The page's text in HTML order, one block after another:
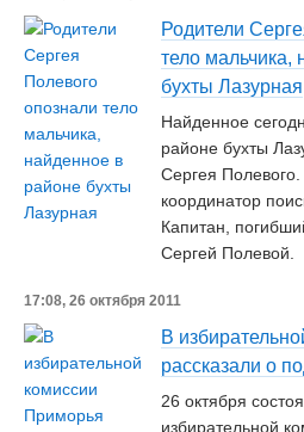
Родители
тело мальчика,
бухты Лазурная
Найденное
районе бухты
Сергея
координатор
Капитан,
Сергей Полевой.
17:08, 26 октября 2011
В
рассказали о
26 октября
избирательной